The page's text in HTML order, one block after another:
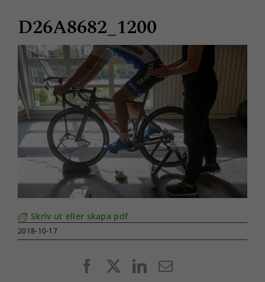
D26A8682_1200
Skriv ut eller skapa pdf
2018-10-17
FacebookLinkedIn
E-